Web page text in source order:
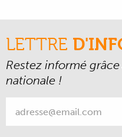
LETTRE
Restez informé
nationale !